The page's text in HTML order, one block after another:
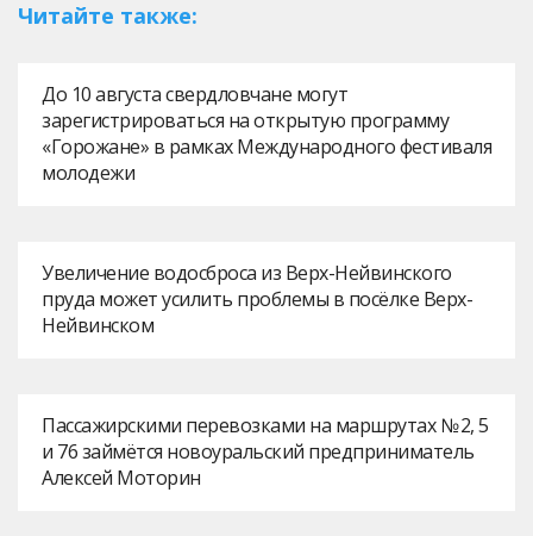
Читайте также:
До 10 августа свердловчане могут
зарегистрироваться на открытую программу
«Горожане» в рамках Международного фестиваля
молодежи
Увеличение водосброса из Верх-Нейвинского
пруда может усилить проблемы в посёлке Верх-
Нейвинском
Пассажирскими перевозками на маршрутах № 2, 5
и 76 займётся новоуральский предприниматель
Алексей Моторин